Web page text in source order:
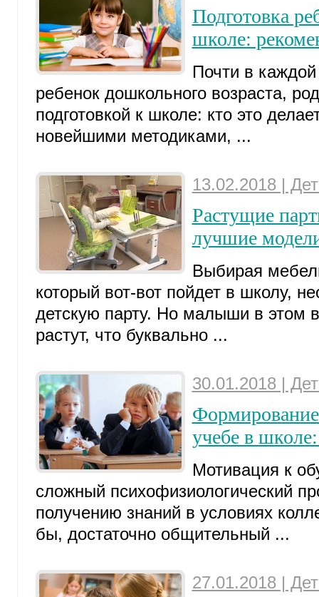
Подготовка
школе:
Почти в
ребенок дошкольного возраста,
подготовкой к школе: кто это
новейшими методиками, ...
13.02.2018 |
Растущие
лучшие
Выбирая
который вот-вот пойдет в школу,
детскую парту. Но малыши в этом
растут, что буквально ...
30.01.2018 |
учебе в
Мотивация к
сложный психофизиологический
получению знаний в условиях
бы, достаточно общительный ...
27.01.2018 |